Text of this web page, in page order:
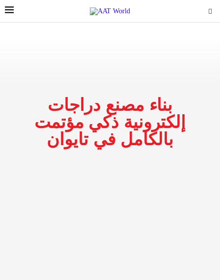
بناء مصنع دراجات
إلكترونية ذكي مؤتمت
بالكامل في تايوان